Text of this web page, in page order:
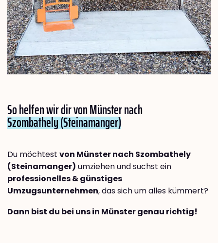
So helfen wir dir von Münster nach
Szombathely (Steinamanger)
Du möchtest von Münster nach Szombathely
(Steinamanger) umziehen und suchst ein
professionelles & günstiges
Umzugsunternehmen, das sich um alles kümmert?
Dann bist du bei uns in Münster genau richtig!